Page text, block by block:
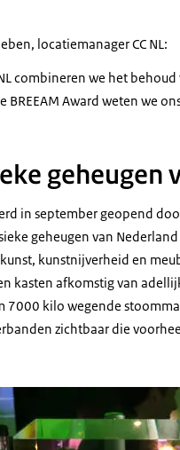
locatiemanager CC NL:
combineren we het
BREEAM Award weten we
geheugen
in september geopend
geheugen van
kunstnijverheid en
kasten afkomstig van
7000 kilo wegende
zichtbaar die
Foto van de BREEAM